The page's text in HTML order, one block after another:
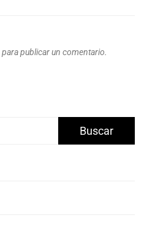
para publicar un comentario.